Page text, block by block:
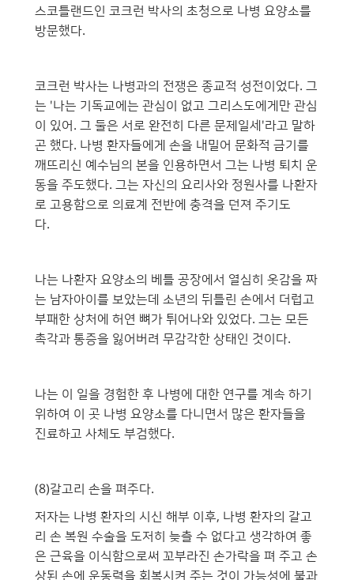
스코틀랜드인 코크런 박사의 초청으로 나병 요양소를
방문했다.
코크런 박사는 나병과의 전쟁은 종교적 성전이었다. 그
는 '나는 기독교에는 관심이 없고 그리스도에게만 관심
이 있어. 그 둘은 서로 완전히 다른 문제일세'라고 말하
곤 했다. 나병 환자들에게 손을 내밀어 문화적 금기를
깨뜨리신 예수님의 본을 인용하면서 그는 나병 퇴치 운
동을 주도했다. 그는 자신의 요리사와 정원사를 나환자
로 고용함으로 의료계 전반에 충격을 던져 주기도 헸
다.
나는 나환자 요양소의 베틀 공장에서 열심히 옷감을 짜
는 남자아이를 보았는데 소년의 뒤틀린 손에서 더럽고
부패한 상처에 허연 뼈가 튀어나와 있었다. 그는 모든
촉각과 통증을 잃어버려 무감각한 상태인 것이다.
나는 이 일을 경험한 후 나병에 대한 연구를 계속 하기
위하여 이 곳 나병 요양소를 다니면서 많은 환자들을
진료하고 사체도 부검했다.
(8)갈고리 손을 펴주다.
저자는 나병 환자의 시신 해부 이후, 나병 환자의 갈고
리 손 복원 수술을 도저히 늦츨 수 없다고 생각하여 좋
은 근육을 이식함으로써 꼬부라진 손가락을 펴 주고 손
상된 손에 운동력을 회복시켜 주는 것이 가능성에 불과